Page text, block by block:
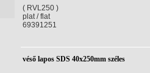
( RVL250 )
plat / flat
69391251
véső lapos SDS 40x250mm széles